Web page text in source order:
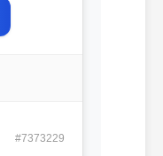
#7373229